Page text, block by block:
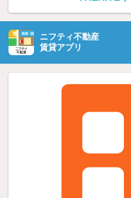
ニフティ不動産
賃貸アプリ